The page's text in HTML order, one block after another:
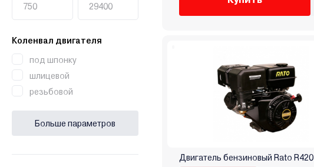
Коленвал двигателя
под шпонку
шлицевой
резьбовой
Больше параметров
Двигатель бензиновый Rato R420